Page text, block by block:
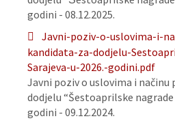
godini - 08.12.2025.
Javni-poziv-o-uslovima-i-
kandidata-za-dodjelu-
Sarajeva-u-2026.-godini.pdf
Javni poziv o uslovima i načinu
dodjelu “Šestoaprilske nagrade
godini - 09.12.2024.